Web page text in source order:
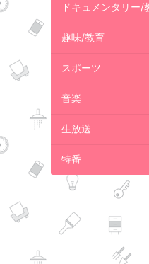
ドキュメンタリー/
趣味/教育
スポーツ
音楽
生放送
特番